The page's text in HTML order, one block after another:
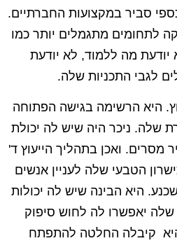
סביר במקצועות החברתיים.
לתחומים מתגמלים יותר כמו
יודעת מה ללמוד, לא יודעת
לגבי התכניות שלה.
היא הרשימה בגישה הפתוחה
שלה. ניכר היה שיש לה יכולת
מסרים. ואכן בתהליך הייעוץ ד'
הטבעי שלה לעניין אנשים
היא הבינה שיש לה יכולות
שלה יאפשרו לה לחוש סיפוק
קיבלה החלטה להתפתח